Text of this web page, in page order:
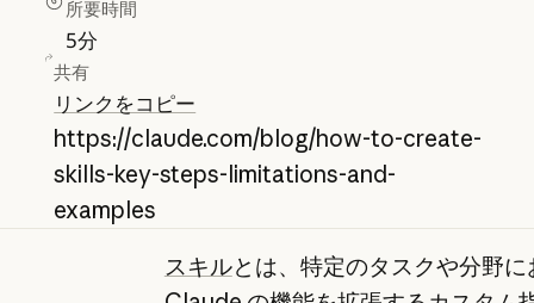
所要時間
5分
共有
リンクをコピー
https://claude.com/blog/how-to-create-
skills-key-steps-limitations-and-
examples
スキルとは、特定のタスクや分野に